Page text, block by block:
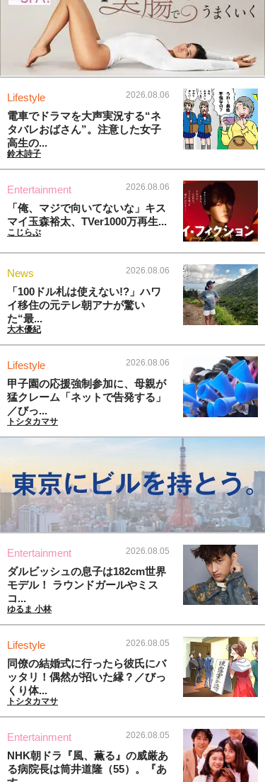
Lifestyle 2026.08.06
電車でドラマを大声実況する“ネ
タバレおばさん”。注意した女子
高生の...
鈴木詩子
Entertainment 2026.08.06
「俺、マジで向いてないな」キス
マイ玉森裕太、TVer1000万再生...
こじらぶ
News 2026.08.06
「100ドル札は使えない!?」ハワ
イ移住の元テレ朝アナが驚い
た“最...
大木優紀
Lifestyle 2026.08.06
甲子園の応援強制参加に、母親が
猛クレーム「ネットで告発する」
／びっ...
トシタカマサ
Entertainment 2026.08.05
ダルビッシュの息子は182cm世界
モデル！ ラウンドガールやミス
コ...
ゆるま 小林
Lifestyle 2026.08.05
同僚の結婚式に行ったら彼氏にバ
ッタリ！偶然が招いた縁？／びっ
くり体...
トシタカマサ
Entertainment 2026.08.05
NHK朝ドラ『風、薫る』の威厳あ
る病院長は筒井道隆（55）。『あ